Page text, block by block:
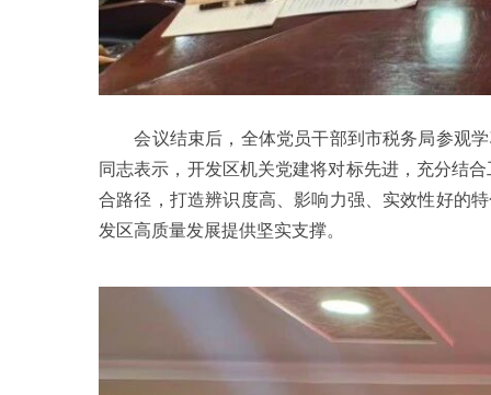
会议结束后，全体党员干部到市税务局参观学
同志表示，开发区机关党建将对标先进，充分结
合路径，打造辨识度高、影响力强、实效性好的
发区高质量发展提供坚实支撑。